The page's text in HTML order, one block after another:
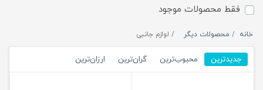
فقط محصولات موجود
خانه محصولات دیگر لوازم جانبی
جدیدترین محبوب‌ترین گران‌ترین ارزان‌ترین